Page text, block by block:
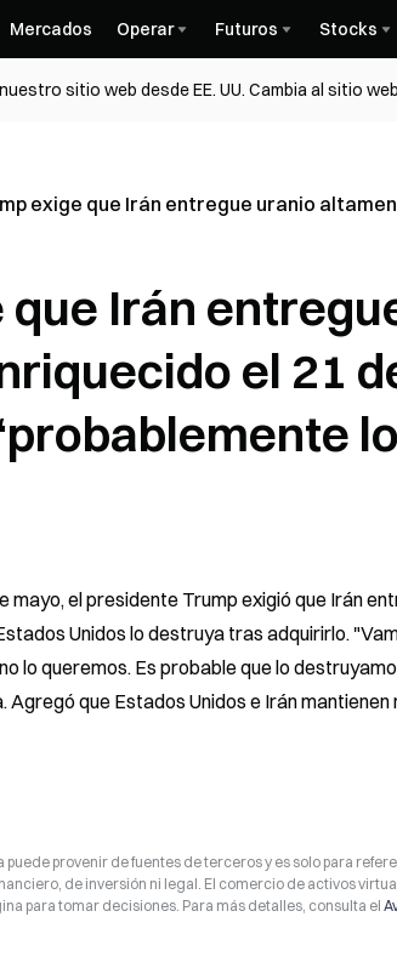
Mercados Operar Futuros Stocks
sitio web desde EE. UU. Cambia al sitio
exige que Irán entregue uranio
que Irán
el 21
mayo, el presidente Trump exigió que Irán
Unidos lo destruya tras adquirirlo.
lo queremos. Es probable que lo
que Estados Unidos e Irán
provenir de fuentes de terceros y es solo para
de inversión ni legal. El comercio de activos
para tomar decisiones. Para más detalles, consulta el